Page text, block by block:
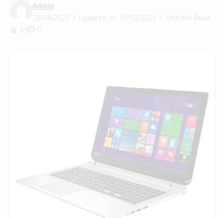
Admin
26/04/2023
Updated on 11/10/2023
One Min Read
31
0